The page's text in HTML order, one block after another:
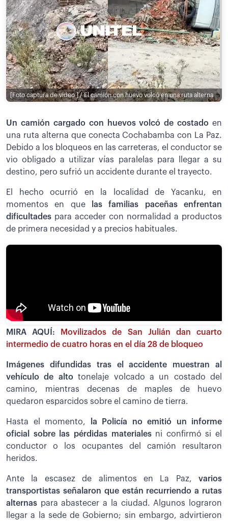
[Foto captura de video ] / El camión con huevo volcó en una ruta alterna
Un camión cargado con huevos volcó de costado en
una ruta alterna que conecta Cochabamba con La Paz.
Debido a los bloqueos en las carreteras, el conductor se
vio obligado a utilizar vías paralelas para llegar a su
destino, pero sufrió un accidente durante el trayecto.
El hecho ocurrió en la localidad de Yacanku, en
momentos en que
las familias paceñas enfrentan
dificultades para acceder con normalidad a productos
de primera necesidad y a precios habituales.
MIRA AQUÍ:
Movilizados de San Julián dan cuarto
intermedio de cuatro horas en el día 28 de bloqueo
Imágenes difundidas tras el accidente muestran al
vehículo de altotonelaje volcado a un costado del
camino, mientras decenas de maples de huevo
quedaron esparcidos sobre el camino de tierra.
Hasta el momento,
la Policía no emitió un informe
oficial sobre las pérdidas materialesni confirmó si el
conductor o los ocupantes del camión resultaron
heridos.
Ante la escasez de alimentos en La Paz, varios
transportistas señalaron que están recurriendo a rutas
alternas para abastecer a la ciudad. Algunos lograron
llegar a la sede de Gobierno; sin embargo, advirtieron